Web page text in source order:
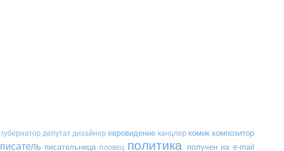
губернатор депутат дизайнер евровидение канцлер комик композитор
писатель писательница пловец политика получен на e-mail